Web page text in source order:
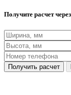
Получите расчет
Получить расчет